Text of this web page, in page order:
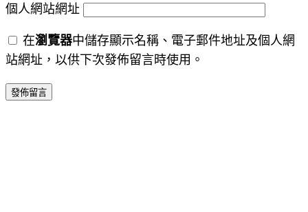
個人網站網址
在瀏覽器中儲存顯示名稱、電子郵件地址及個人網
站網址，以供下次發佈留言時使用。